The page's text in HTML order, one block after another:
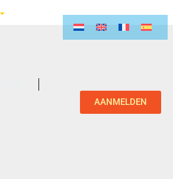
AANMELDEN